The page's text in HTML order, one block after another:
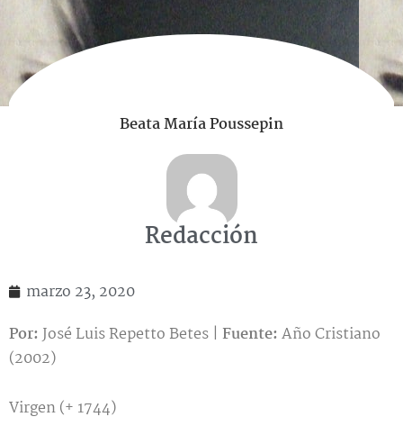
Beata María Poussepin
Redacción
marzo 23, 2020
Por:José Luis Repetto Betes | Fuente:Año Cristiano
(2002)
Virgen (+ 1744)